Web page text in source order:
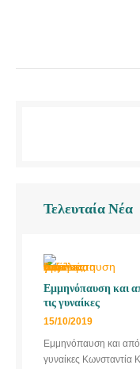
Τελευταία Νέα
Εμμηνόπαυση και
τις γυναίκες
15/10/2019
Εμμηνόπαυση και
γυναίκες Κωνσταντία